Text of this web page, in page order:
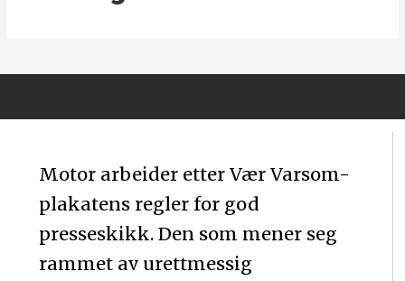
Motor arbeider etter Vær Varsom-
plakatens regler for god
presseskikk. Den som mener seg
rammet av urettmessig